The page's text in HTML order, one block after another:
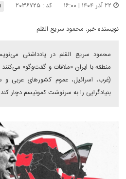
کد : ۲۰۳۶۷۲۵
نویسنده خبر: محمود سریع القلم
محمود سریع القلم در یادداشتی
منطقه با ایران «ملاقات و گفت‌وگو»
(غرب، اسرائیل، عموم کشورهای عربی
بنیادگرایی را به سرنوشت کمونیسم دچار